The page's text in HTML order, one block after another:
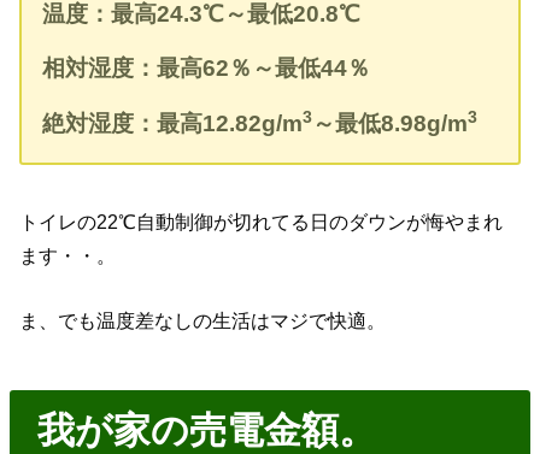
温度：最高24.3℃～最低20.8℃
相対湿度：最高62％～最低44％
絶対湿度：最高12.82g/m3 ～最低8.98g/m3
トイレの22℃自動制御が切れてる日のダウンが悔やまれ
ます・・。
ま、でも温度差なしの生活はマジで快適。
我が家の売電金額。